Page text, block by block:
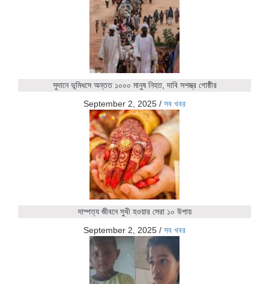
সুদানে ভূমিধসে অন্তত ১০০০ মানুষ নিহত, দাবি সশস্ত্র গোষ্ঠীর
September 2, 2025 / সব খবর
দাম্পত্য জীবনে সুখী হওয়ার সেরা ১০ উপায়
September 2, 2025 / সব খবর